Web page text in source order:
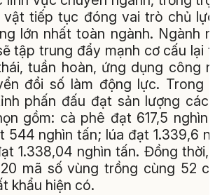
tiếp tục đóng vai trò chủ
lớn nhất toàn ngành. Ngành
tập trung đẩy mạnh cơ cấu lại
tuần hoàn, ứng dụng công
đổi số làm động lực. Trong
phấn đấu đạt sản lượng các
gồm: cà phê đạt 617,5 nghìn
544 nghìn tấn; lúa đạt 1.339,6
1.338,04 nghìn tấn. Đồng thời,
mã số vùng trồng cùng 52
khẩu hiện có.